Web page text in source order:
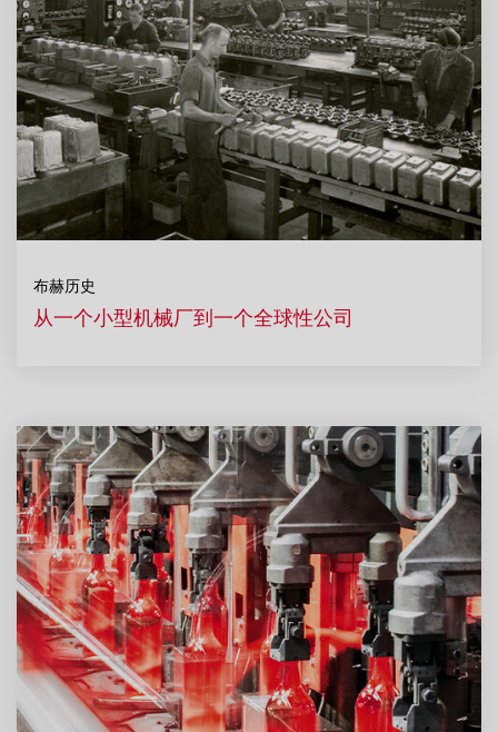
布赫历史
从一个小型机械厂到一个全球性公司